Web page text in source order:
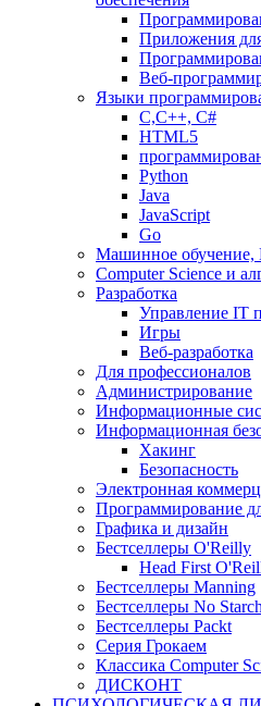
Приложения
Веб-
Языки
С,С++, С#
HTML5
Python
Java
JavaScript
Go
Машинное
Computer Science и
Разработка
Управление IT
Игры
Веб-разработка
Для профессионалов
Администрирование
Информационные
Информационная
Хакинг
Безопасность
Электронная
Программирование
Графика и дизайн
Бестселлеры O'Reilly
Head First
Бестселлеры Manning
Бестселлеры No
Бестселлеры Packt
Серия Грокаем
Классика Computer
ДИСКОНТ